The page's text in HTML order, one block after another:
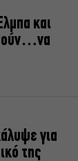
και
για
της